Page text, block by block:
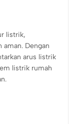
listrik,
Dengan
arus listrik
listrik rumah